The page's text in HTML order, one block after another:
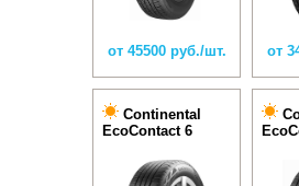
от 45500 руб./шт. от
Continental
EcoContact 6